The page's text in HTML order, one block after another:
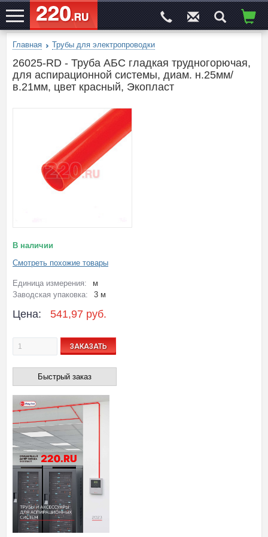
ЭЛЕКТРОСАЙТ№1
Главная Трубы для электропроводки
26025-RD - Труба АБС гладкая трудногорючая,
для аспирационной системы, диам. н.25мм/
в.21мм, цвет красный, Экопласт
В наличии
Смотреть похожие товары
Единица измерения:
м
Заводская упаковка:
3 м
Цена: 541,97 руб.
ЗАКАЗАТЬ
Быстрый заказ